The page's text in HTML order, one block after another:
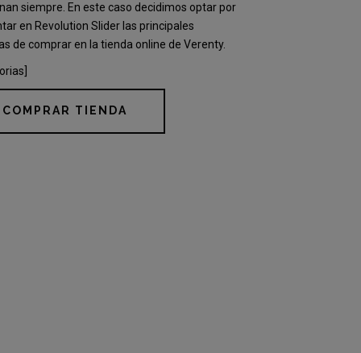
siempre. En este caso decidimos optar por
en Revolution Slider las principales
de comprar en la tienda online de Verenty.
COMPRAR TIENDA